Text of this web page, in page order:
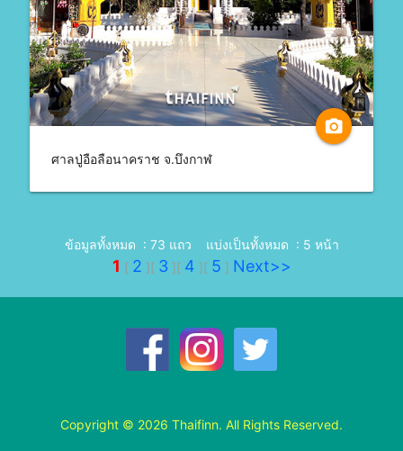
camera_alt
ศาลปู่อือลือนาคราช จ.บึงกาฬ
ข้อมูลทั้งหมด : 73 แถว แบ่งเป็นทั้งหมด : 5 หน้า
1 [ 2 ][ 3 ][ 4 ][ 5 ] Next>>
Copyright © 2026 Thaifinn. All Rights Reserved.